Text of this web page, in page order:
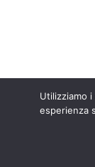
Utilizziamo
esperienza